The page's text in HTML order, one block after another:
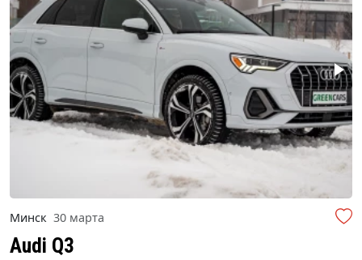
Минск 30 марта
Audi Q3